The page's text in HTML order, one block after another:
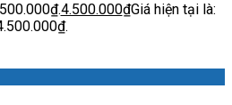
4.500.000₫Giá hiện tại là: